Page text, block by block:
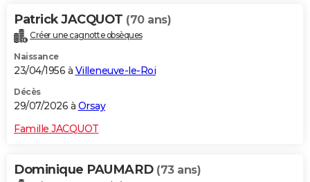
Patrick JACQUOT (70 ans)
Créer une cagnotte obsèques
Naissance
23/04/1956 à Villeneuve-le-Roi
Décès
29/07/2026 à Orsay
Famille JACQUOT
Dominique PAUMARD (73 ans)